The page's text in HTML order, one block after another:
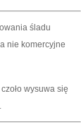
śladu
nie komercyjne
wysuwa się